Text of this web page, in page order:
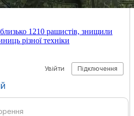
1210 рашистів, знищили
різної техніки